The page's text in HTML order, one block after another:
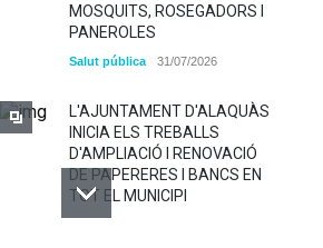
MOSQUITS, ROSEGADORS I
PANEROLES
Salut pública 31/07/2026
L'AJUNTAMENT D'ALAQUÀS
INICIA ELS TREBALLS
D'AMPLIACIÓ I RENOVACIÓ
DE PAPERERES I BANCS EN
TOT EL MUNICIPI